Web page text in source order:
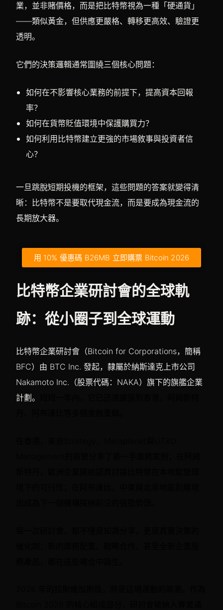
業，並非賭價格，而是把比特幣視為一種「硬通貨」
——類似黃金，但供應更嚴格、轉移更高效、驗證更
透明。
它們的決策邏輯通常圍繞三個核心問題：
如何在不影響核心業務的前提下，提高資本回報
率？
如何在貨幣貶值環境中保護購買力？
如何利用比特幣建立更強的市場敘事與投資者信
心？
一旦跳脫短期投機的框架，這些問題的答案就變得清
晰：比特幣不是要取代現金流，而是要成為現金流的
長期放大器。
用 10% 優惠碼 B26MB 立即購票 Bitcoin 2026
比特幣企業研討會的全球軌
跡：從小圈子到全球運動
比特幣企業研討會（Bitcoin for Corporations，簡稱
BFC）由 BTC Inc. 發起，隸屬於納斯達克上市公司
Nakamoto Inc.（股票代碼：NAKA）旗下的旗艦企業
計劃。